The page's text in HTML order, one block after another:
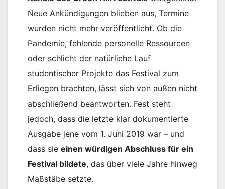
Neue Ankündigungen blieben aus, Termine
wurden nicht mehr veröffentlicht. Ob die
Pandemie, fehlende personelle Ressourcen
oder schlicht der natürliche Lauf
studentischer Projekte das Festival zum
Erliegen brachten, lässt sich von außen nicht
abschließend beantworten. Fest steht
jedoch, dass die letzte klar dokumentierte
Ausgabe jene vom 1. Juni 2019 war – und
dass sie einen würdigen Abschluss für ein
Festival bildete, das über viele Jahre hinweg
Maßstäbe setzte.